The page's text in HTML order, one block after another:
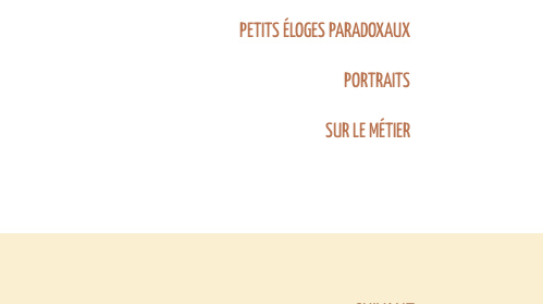
PETITS ÉLOGES PARADOXAUX
PORTRAITS
SUR LE MÉTIER